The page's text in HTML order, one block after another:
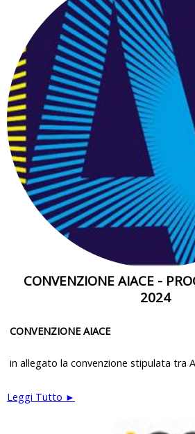
CONVENZIONE AIACE -
2024
CONVENZIONE AIACE
in allegato la convenzione stipulata tra
Leggi Tutto ►